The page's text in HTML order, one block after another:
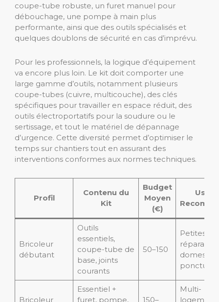
coupe-tube robuste, un furet manuel pour
débouchage, une pompe à main plus
performante, ainsi que des outils spécialisés et
quelques doublons de sécurité en cas d’imprévu.
Pour les professionnels, la logique d’équipement
va encore plus loin. Le kit doit comporter une
large gamme d’outils, notamment plusieurs
coupe-tubes (cuivre, multicouche), des clés
spécifiques pour travailler en espace réduit, des
outils électroportatifs pour la soudure ou le
sertissage, et tout le matériel de dépannage
d’urgence. Cette diversité permet d’optimiser le
temps sur chantiers tout en assurant des
interventions conformes aux normes techniques.
Profil
Contenu du
Kit
Budget
Moyen
(€)
Bricoleur
débutant
Outils
essentiels,
coupe-tube de
base, joints
courants
50–150
Petites
Bricoleur
Essentiel +
furet, pompe,
150–
Multi-